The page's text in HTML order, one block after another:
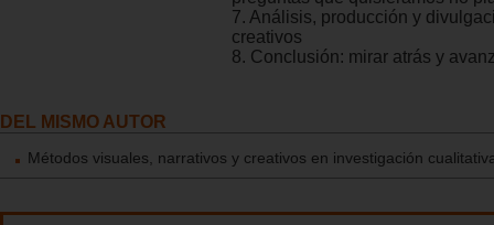
7. Análisis, producción y
creativos
8. Conclusión: mirar atrás y
DEL MISMO AUTOR
Métodos visuales, narrativos y creativos en investigación